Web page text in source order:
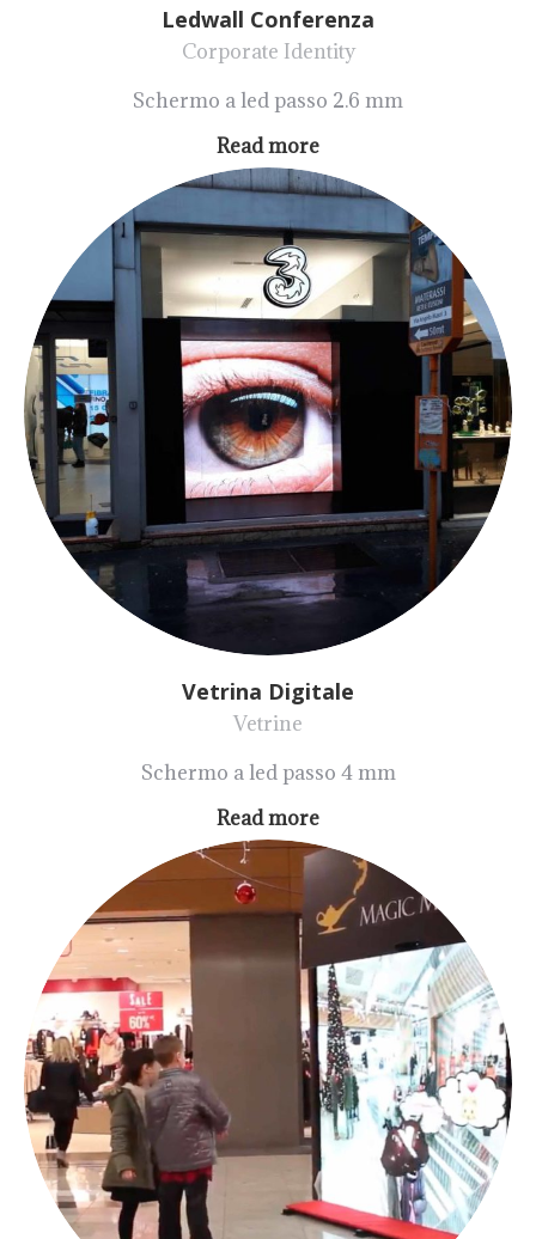
Ledwall Conferenza
Corporate Identity
Schermo a led passo 2.6 mm
Read more
Vetrina Digitale
Vetrine
Schermo a led passo 4 mm
Read more